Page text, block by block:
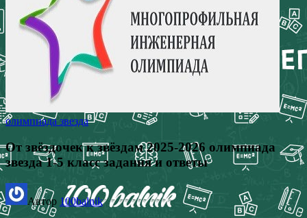
олимпиада звезда
От звёздочек к звёздам 2025-2026 олимпиада
звезда 1-5 класс задания и ответы
Автор 100balnik